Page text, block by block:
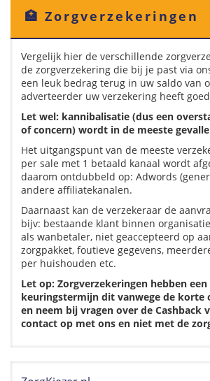
🏥 Zorgverzekeringen
Vergelijk hier de verschillende
de zorgverzekering die bij je past via
een leuk bedrag terug in uw saldo van
adverteerder uw verzekering heeft
Let wel: kannibalisatie (dus een
of concern) wordt in de meeste
Het uitgangspunt van de meeste
per sale met 1 betaald kanaal wordt
daarom ontdubbeld op: Adwords
andere affiliatekanalen.
Daarnaast kan de verzekeraar de
bijv: bestaande klant binnen
als wanbetaler, niet geaccepteerd op
zorgpakket, foutieve gegevens,
per huishouden etc.
Let op: Zorgverzekeringen hebben
keuringstermijn dit vanwege de korte
en neem bij vragen over de Cashback
contact op met ons en niet met de